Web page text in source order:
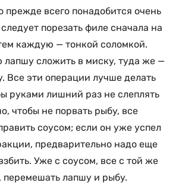
прежде всего понадобится очень
порезать филе сначала на
каждую — тонкой соломкой.
сложить в миску, туда же —
Все эти операции лучше делать
руками лишний раз не слеплять
чтобы не порвать рыбу, все
соусом; если он уже успел
предварительно надо еще
Уже с соусом, все с той же
лапшу и рыбу.